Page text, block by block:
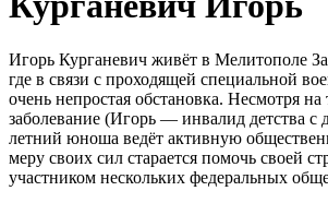
Игорь Курганевич живёт в Мелитополе
где в связи с проходящей специальной
очень непростая обстановка. Несмотря на
заболевание (Игорь — инвалид детства
летний юноша ведёт активную
меру своих сил старается помочь своей
участником нескольких федеральных